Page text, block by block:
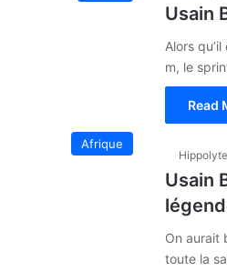
Usain
Alors
m, le
Read
Afrique
Usain
On aurait
toute la